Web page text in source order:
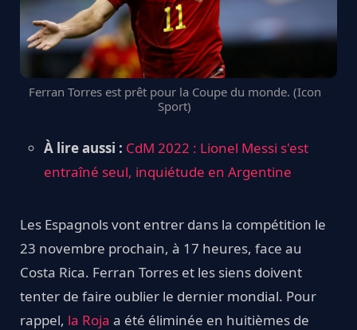
Ferran Torres est prêt pour la Coupe du monde. (Icon
Sport)
À lire aussi : CdM 2022 : Lionel Messi s'est
entraîné seul, inquiétude en Argentine
Les Espagnols vont entrer dans la compétition le
23 novembre prochain, à 17 heures, face au
Costa Rica. Ferran Torres et les siens doivent
tenter de faire oublier le dernier mondial. Pour
rappel, la Roja a été éliminée en huitièmes de